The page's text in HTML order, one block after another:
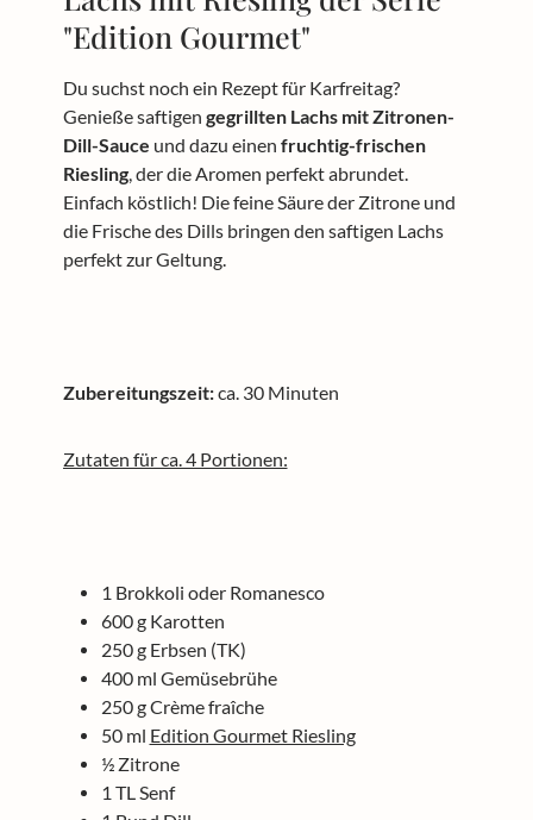
"Edition Gourmet"
Du suchst noch ein Rezept für Karfreitag?
Genieße saftigen gegrillten Lachs mit Zitronen-
Dill-Sauce und dazu einen fruchtig-frischen
Riesling, der die Aromen perfekt abrundet.
Einfach köstlich! Die feine Säure der Zitrone und
die Frische des Dills bringen den saftigen Lachs
perfekt zur Geltung.
Zubereitungszeit:ca. 30 Minuten
Zutaten für ca. 4 Portionen:
1 Brokkoli oder Romanesco
600 g Karotten
250 g Erbsen (TK)
400 ml Gemüsebrühe
250 g Crème fraîche
50 ml Edition Gourmet Riesling
½ Zitrone
1 TL Senf